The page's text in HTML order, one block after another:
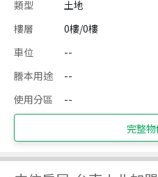
類型 土地
樓層
0樓/0樓
車位
--
謄本用途
--
使用分區
--
完整